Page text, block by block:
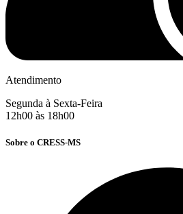
Atendimento
Segunda à Sexta-Feira
12h00 às 18h00
Sobre o CRESS-MS